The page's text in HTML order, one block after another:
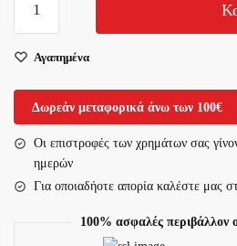
Δακτυλίδι
Δακτύλου
Προστατευτικό
GEL
(L2489)
ποσότητα
Αγαπημένα
Δωρεάν μεταφορικά άνω των 100€
Οι επιστροφές των χρημάτων σας
ημερών
Για οποιαδήοτε απορία καλέστε μας
100% ασφαλές